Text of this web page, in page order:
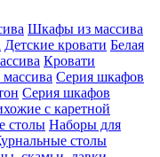
Шкафы из массива
Детские кровати Белая
Кровати
Серия шкафов
Серия шкафов
с каретной
столы Наборы для
столы